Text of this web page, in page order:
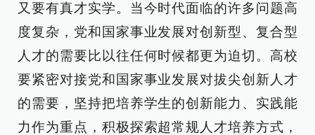
又要有真才实学。当今时代面临的许多问题高
度复杂，党和国家事业发展对创新型、复合型
人才的需要比以往任何时候都更为迫切。高校
要紧密对接党和国家事业发展对拔尖创新人才
的需要，坚持把培养学生的创新能力、实践能
力作为重点，积极探索超常规人才培养方式，